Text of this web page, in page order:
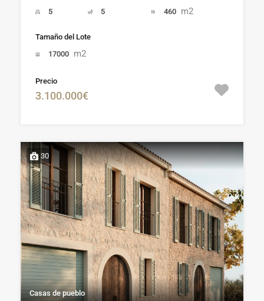
5
5
460 m2
Tamaño del Lote
17000 m2
Precio
3.100.000€
30
Casas de pueblo